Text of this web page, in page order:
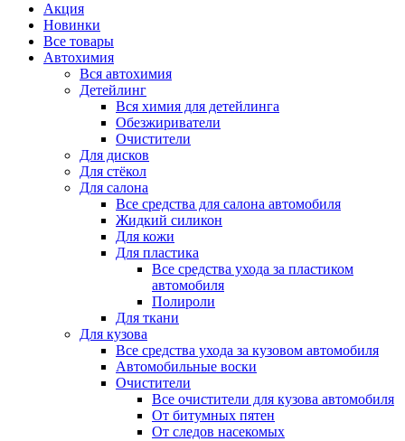
Акция
Новинки
Все товары
Автохимия
Вся автохимия
Детейлинг
Вся химия для детейлинга
Обезжириватели
Очистители
Для дисков
Для стёкол
Для салона
Все средства для салона автомобиля
Жидкий силикон
Для кожи
Для пластика
Все средства ухода за пластиком
автомобиля
Полироли
Для ткани
Для кузова
Все средства ухода за кузовом автомобиля
Автомобильные воски
Очистители
Все очистители для кузова автомобиля
От битумных пятен
От следов насекомых